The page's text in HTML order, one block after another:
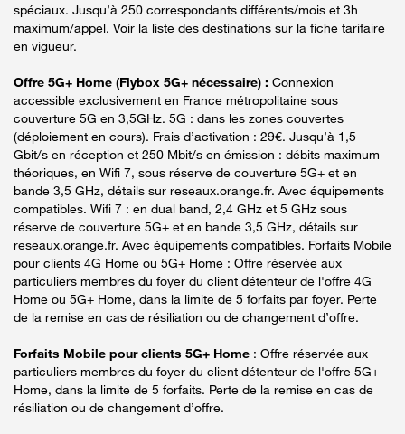
spéciaux. Jusqu’à 250 correspondants différents/mois et 3h
maximum/appel. Voir la liste des destinations sur la fiche tarifaire
en vigueur.
Offre 5G+ Home (Flybox 5G+ nécessaire) : Connexion
accessible exclusivement en France métropolitaine sous
couverture 5G en 3,5GHz. 5G : dans les zones couvertes
(déploiement en cours). Frais d’activation : 29€. Jusqu’à 1,5
Gbit/s en réception et 250 Mbit/s en émission : débits maximum
théoriques, en Wifi 7, sous réserve de couverture 5G+ et en
bande 3,5 GHz, détails sur reseaux.orange.fr. Avec équipements
compatibles. Wifi 7 : en dual band, 2,4 GHz et 5 GHz sous
réserve de couverture 5G+ et en bande 3,5 GHz, détails sur
reseaux.orange.fr. Avec équipements compatibles. Forfaits Mobile
pour clients 4G Home ou 5G+ Home : Offre réservée aux
particuliers membres du foyer du client détenteur de l'offre 4G
Home ou 5G+ Home, dans la limite de 5 forfaits par foyer. Perte
de la remise en cas de résiliation ou de changement d’offre.
Forfaits Mobile pour clients 5G+ Home : Offre réservée aux
particuliers membres du foyer du client détenteur de l'offre 5G+
Home, dans la limite de 5 forfaits. Perte de la remise en cas de
résiliation ou de changement d’offre.